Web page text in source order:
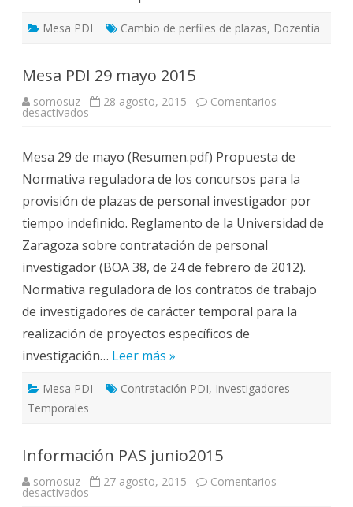
Mesa PDI Cambio de perfiles de plazas, Dozentia
Mesa PDI 29 mayo 2015
somosuz 28 agosto, 2015 Comentarios
desactivadosen
mayo
2015
Mesa 29 de mayo (Resumen.pdf) Propuesta de
Normativa reguladora de los concursos para la
provisión de plazas de personal investigador por
tiempo indefinido. Reglamento de la Universidad de
Zaragoza sobre contratación de personal
investigador (BOA 38, de 24 de febrero de 2012).
Normativa reguladora de los contratos de trabajo
de investigadores de carácter temporal para la
realización de proyectos específicos de
investigación… Leer más »
Mesa PDI Contratación PDI, Investigadores
Temporales
Información PAS junio2015
somosuz 27 agosto, 2015 Comentarios
desactivadosen